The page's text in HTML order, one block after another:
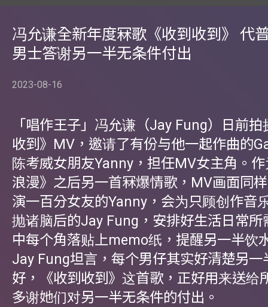
冯允谦全新年度冧歌《收到收到》 代
男士答谢另一半无条件付出
2023-08-16
「唱作王子」冯允谦（Jay Fung）日前
收到》MV，邀请了有份与他一起作曲的
陈考威女朋友Yanny，担任MV女主角。
浪漫》之后另一首冧爆情歌，MV画面同
演一百分女友的Yanny，会为只顾创作音
抛诸脑后的Jay Fung，安排好生活日常所
中每个角落贴上memo纸，提醒另一半饮
Jay Fung坦言，每个男仔其实好清楚另一
好，《收到收到》这首歌，正好用来送给
多谢她们对另一半无条件的付出。